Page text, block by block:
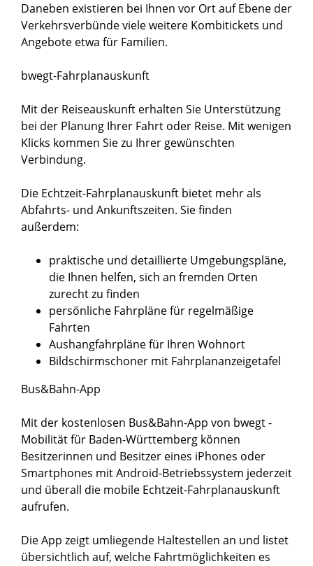
Daneben existieren bei Ihnen vor Ort auf Ebene der
Verkehrsverbünde viele weitere Kombitickets und
Angebote etwa für Familien.
bwegt-Fahrplanauskunft
Mit der Reiseauskunft erhalten Sie Unterstützung
bei der Planung Ihrer Fahrt oder Reise. Mit wenigen
Klicks kommen Sie zu Ihrer gewünschten
Verbindung.
Die Echtzeit-Fahrplanauskunft bietet mehr als
Abfahrts- und Ankunftszeiten. Sie finden
außerdem:
praktische und detaillierte Umgebungspläne,
die Ihnen helfen, sich an fremden Orten
zurecht zu finden
persönliche Fahrpläne für regelmäßige
Fahrten
Aushangfahrpläne für Ihren Wohnort
Bildschirmschoner mit Fahrplananzeigetafel
Bus&Bahn-App
Mit der kostenlosen Bus&Bahn-App von bwegt -
Mobilität für Baden-Württemberg können
Besitzerinnen und Besitzer eines iPhones oder
Smartphones mit Android-Betriebssystem jederzeit
und überall die mobile Echtzeit-Fahrplanauskunft
aufrufen.
Die App zeigt umliegende Haltestellen an und listet
übersichtlich auf, welche Fahrtmöglichkeiten es